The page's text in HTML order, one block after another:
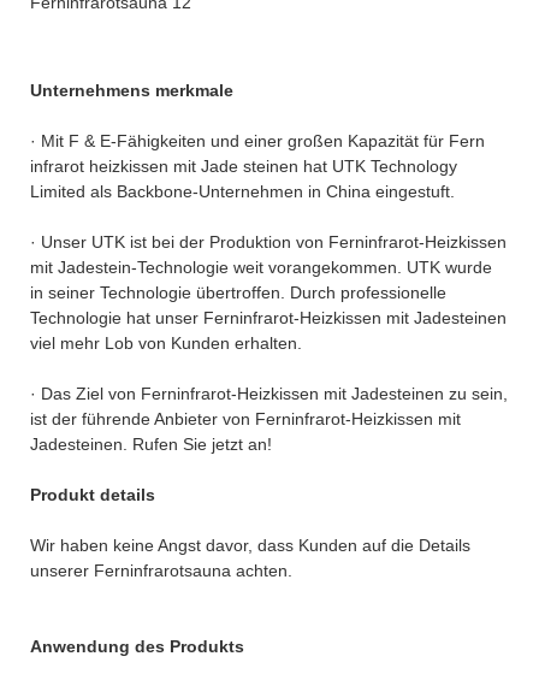
Unternehmens merkmale
· Mit F & E-Fähigkeiten und einer großen Kapazität für Fern
infrarot heizkissen mit Jade steinen hat UTK Technology
Limited als Backbone-Unternehmen in China eingestuft.
· Unser UTK ist bei der Produktion von Ferninfrarot-Heizkissen
mit Jadestein-Technologie weit vorangekommen. UTK wurde
in seiner Technologie übertroffen. Durch professionelle
Technologie hat unser Ferninfrarot-Heizkissen mit Jadesteinen
viel mehr Lob von Kunden erhalten.
· Das Ziel von Ferninfrarot-Heizkissen mit Jadesteinen zu sein,
ist der führende Anbieter von Ferninfrarot-Heizkissen mit
Jadesteinen. Rufen Sie jetzt an!
Produkt details
Wir haben keine Angst davor, dass Kunden auf die Details
unserer Ferninfrarotsauna achten.
Anwendung des Produkts